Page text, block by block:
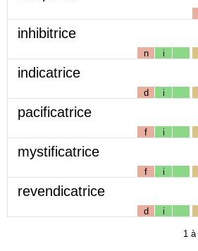
inhibitrice
n i
indicatrice
d i
pacificatrice
f i
mystificatrice
f i
revendicatrice
d i
1 à